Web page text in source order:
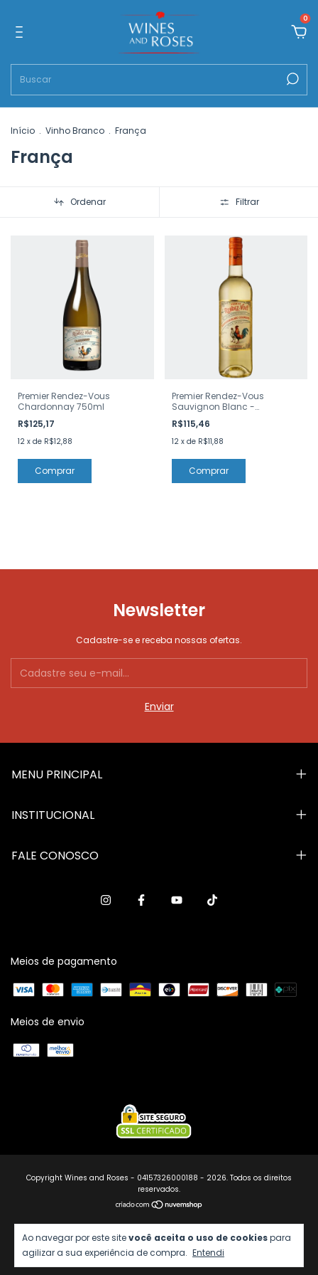
0
Ao navegar por este sitevocê aceita o uso de cookiespara
agilizar a sua experiência de compra. Entendi
Início . Vinho Branco . França
França
Ordenar Filtrar
Premier Rendez-Vous
Chardonnay 750ml
R$125,17
12 x de R$12,88
Comprar
Premier Rendez-Vous
Sauvignon Blanc -
Colombad 750ml
R$115,46
12 x de R$11,88
Comprar
Newsletter
Cadastre-se e receba nossas ofertas.
MENU PRINCIPAL
INSTITUCIONAL
FALE CONOSCO
Meios de pagamento
Meios de envio
Copyright Wines and Roses - 04157326000188 - 2026. Todos os direitos
reservados.